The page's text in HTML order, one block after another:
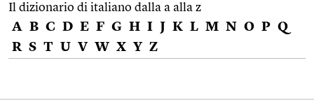
Il dizionario di italiano dalla a alla z
A B C D E F G H I J K L M N O P Q
R S T U V W X Y Z